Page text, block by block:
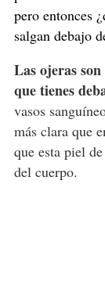
pero entonces
salgan debajo
Las ojeras
que tienes
vasos
más clara que
que esta piel
del cuerpo.